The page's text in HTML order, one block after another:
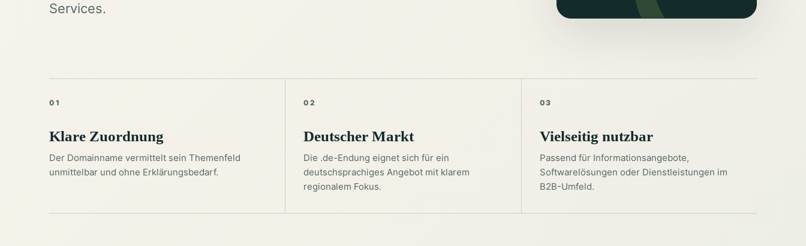
Services.
01
Klare Zuordnung
Der Domainname vermittelt sein Themenfeld
unmittelbar und ohne Erklärungsbedarf.
02
Deutscher Markt
Die .de-Endung eignet sich für ein
deutschsprachiges Angebot mit klarem
regionalem Fokus.
03
Vielseitig nutzbar
Passend für Informationsangebote,
Softwarelösungen oder Dienstleistungen im
B2B-Umfeld.